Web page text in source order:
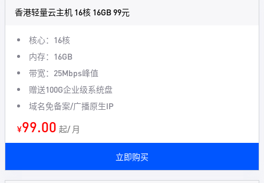
香港轻量云主机 16核 16GB 99元
核心：16核
内存：16GB
带宽：25Mbps峰值
赠送100G企业级系统盘
域名免备案/广播原生IP
¥99.00 起/ 月
立即购买